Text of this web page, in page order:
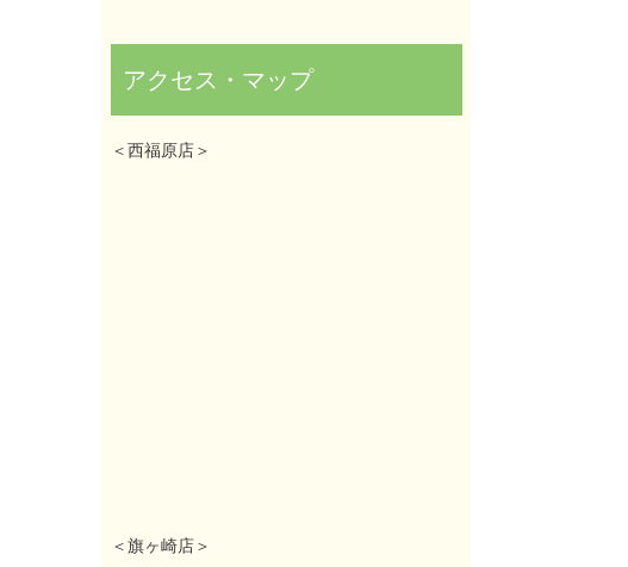
アクセス・マップ
＜西福原店＞
＜旗ヶ崎店＞